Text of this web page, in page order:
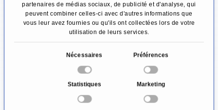
partenaires de médias sociaux, de publicité et d'analyse, qui
peuvent combiner celles-ci avec d'autres informations que
vous leur avez fournies ou qu'ils ont collectées lors de votre
utilisation de leurs services.
Nécessaires Préférences
Statistiques Marketing
particularité de la glande thyroïde est que
seule la glande thyroïde peut absorber et
utiliser l'iode, l'excès ou non d'iode stocké est
généralement excrété dans les 24 heures
simplement par les intestins et l'urine.